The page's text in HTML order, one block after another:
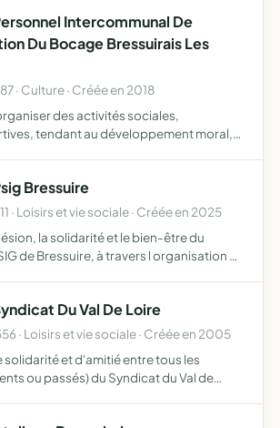
Intercommunal De
Du Bocage Bressuirais Les
· Culture · Créée en 2018
des activités sociales,
tendant au développement moral,
Bressuire
· Loisirs et vie sociale · Créée en 2025
la solidarité et le bien-être du
de Bressuire, à travers l organisation d
Du Val De Loire
· Loisirs et vie sociale · Créée en 2005
solidarité et d'amitié entre tous les
ou passés) du Syndicat du Val de